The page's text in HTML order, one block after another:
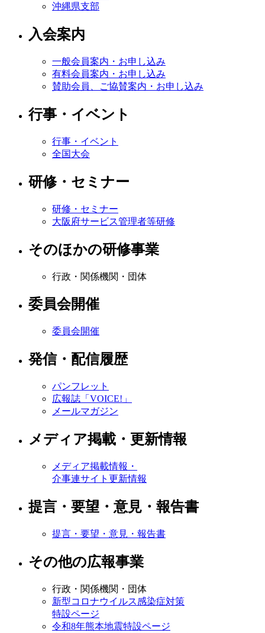
沖縄県支部
入会案内
一般会員案内・お申し込み
有料会員案内・お申し込み
賛助会員、ご協賛案内・お申し込み
行事・イベント
行事・イベント
全国大会
研修・セミナー
研修・セミナー
大阪府サービス管理者等研修
そのほかの研修事業
行政・関係機関・団体
委員会開催
委員会開催
発信・配信履歴
パンフレット
広報誌「VOICE!」
メールマガジン
メディア掲載・更新情報
メディア掲載情報・
介事連サイト更新情報
提言・要望・意見・報告書
提言・要望・意見・報告書
その他の広報事業
行政・関係機関・団体
新型コロナウイルス感染症対策
特設ページ
令和8年熊本地震特設ページ